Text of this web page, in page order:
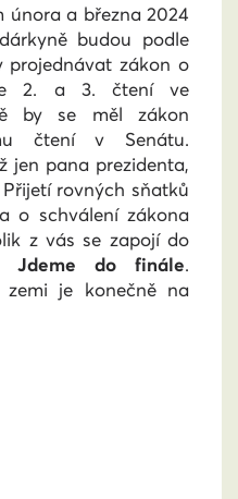
února a března 2024
budou podle
projednávat zákon o
2. a 3. čtení ve
by se měl zákon
čtení v Senátu.
jen pana prezidenta,
rovných sňatků
o schválení zákona
z vás se zapojí do
Jdeme do finále.
zemi je konečně na